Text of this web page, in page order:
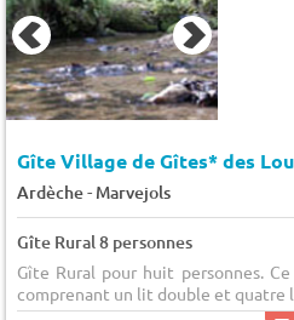
Gîte Village de Gîtes* des
Ardèche- Marvejols
Gîte Rural 8 personnes
Gîte Rural pour huit personnes.
comprenant un lit double et quatre